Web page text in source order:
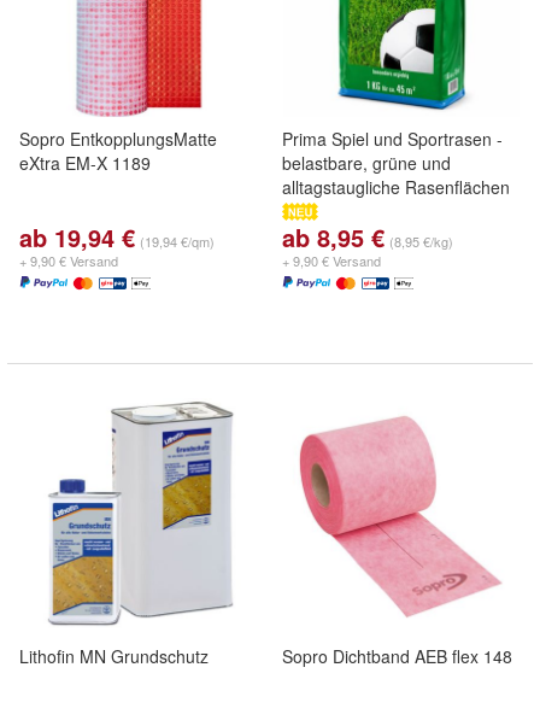
Sopro EntkopplungsMatte
eXtra EM-X 1189
ab 19,94 € (19,94 €/qm)
+ 9,90 € Versand
Prima Spiel und Sportrasen -
belastbare, grüne und
alltagstaugliche Rasenflächen
ab 8,95 € (8,95 €/kg)
+ 9,90 € Versand
Lithofin MN Grundschutz Sopro Dichtband AEB flex 148